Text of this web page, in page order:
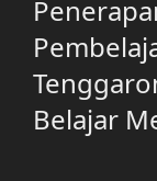
Belajar